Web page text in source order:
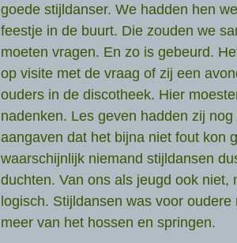
goede stijldanser. We hadden hen
feestje in de buurt. Die zouden we
moeten vragen. En zo is gebeurd.
op visite met de vraag of zij een
ouders in de discotheek. Hier
nadenken. Les geven hadden zij
aangaven dat het bijna niet fout kon
waarschijnlijk niemand stijldansen
duchten. Van ons als jeugd ook niet,
logisch. Stijldansen was voor
meer van het hossen en springen.